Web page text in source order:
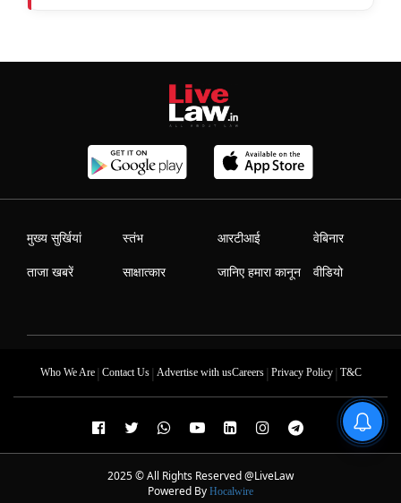
मुख्य सुर्खियां
ताजा खबरें
स्तंभ
साक्षात्कार
आरटीआई
जानिए हमारा कानून
वेबिनार
वीडियो
Who We Are| Contact Us| Advertise with usCareers| Privacy Policy| T&C
2025 © All Rights Reserved @LiveLaw
Powered By Hocalwire